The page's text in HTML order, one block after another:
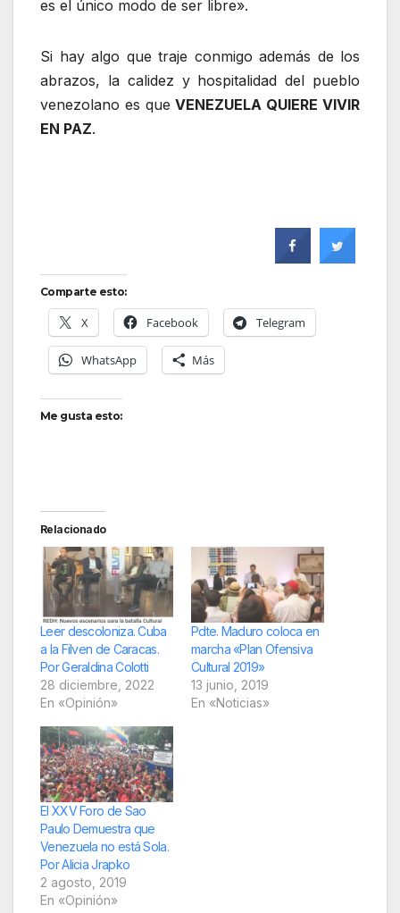
es el único modo de ser libre».
Si hay algo que traje conmigo además de los
abrazos, la calidez y hospitalidad del pueblo
venezolano es queVENEZUELA QUIERE VIVIR
EN PAZ.
Comparte esto:
X Facebook Telegram
WhatsApp Más
Me gusta esto:
Relacionado
Leer descoloniza. Cuba
a la Filven de Caracas.
Por Geraldina Colotti
28 diciembre, 2022
En «Opinión»
Pdte. Maduro coloca en
marcha «Plan Ofensiva
Cultural 2019»
13 junio, 2019
En «Noticias»
El XXV Foro de Sao
Paulo Demuestra que
Venezuela no está Sola.
Por Alicia Jrapko
2 agosto, 2019
En «Opinión»